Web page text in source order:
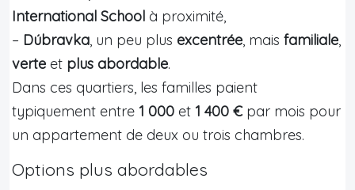
International School à proximité,
– Dúbravka, un peu plus excentrée, mais familiale,
verte et plus abordable.
Dans ces quartiers, les familles paient
typiquement entre 1 000 et 1 400 €par mois pour
un appartement de deux ou trois chambres.
Options plus abordables